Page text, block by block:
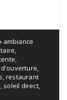
ambiance
,
,
,
,restaurant
, soleil direct,